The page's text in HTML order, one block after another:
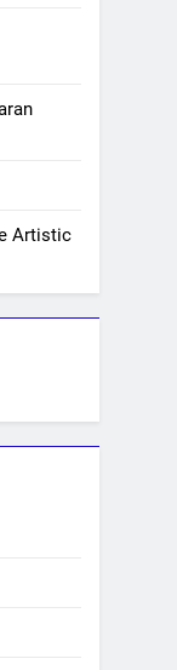
Artistic